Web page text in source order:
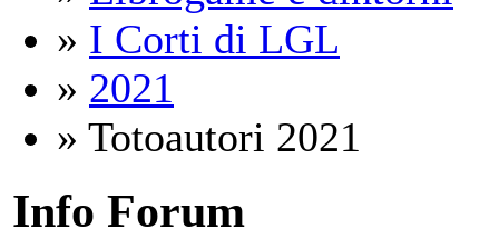
» I Corti di LGL
» 2021
» Totoautori 2021
Info Forum